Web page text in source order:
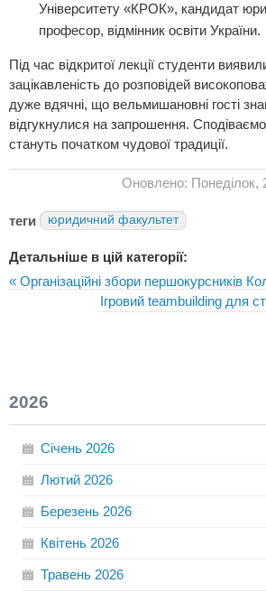
Університету «КРОК», кандидат
професор, відмінник освіти України.
Під час відкритої лекції студенти
зацікавленість до розповідей
дуже вдячні, що вельмишановні гості
відгукнулися на запрошення.
стануть початком чудової традиції.
Оновлено: Понеділок,
теги юридичний факультет
Детальніше в цій категорії:
« Організаційні збори першокурсників
Ігровий teambuilding для
2026
Січень 2026
Лютий 2026
Березень 2026
Квітень 2026
Травень 2026